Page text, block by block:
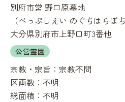
別府市営 野口原墓地
（べっぷしえい のぐちはらぼち
大分県別府市上野口町3番他
公営霊園
宗教・宗旨： 宗教不問
区画数： 不明
総面積： 不明